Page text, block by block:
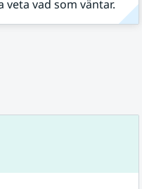
vad som väntar.